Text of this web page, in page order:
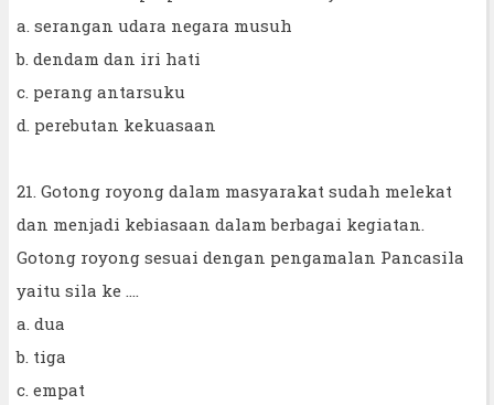
a. serangan udara negara musuh
b. dendam dan iri hati
c. perang antarsuku
d. perebutan kekuasaan
21. Gotong royong dalam masyarakat sudah melekat
dan menjadi kebiasaan dalam berbagai kegiatan.
Gotong royong sesuai dengan pengamalan Pancasila
yaitu sila ke ….
a. dua
b. tiga
c. empat